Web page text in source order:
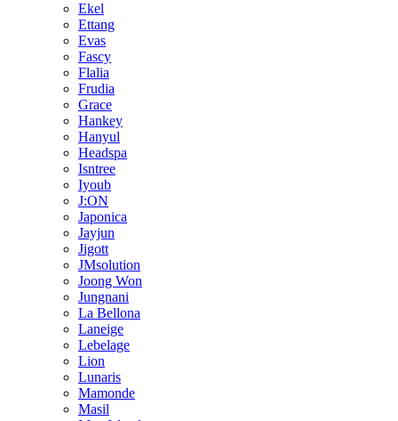
Ekel
Ettang
Evas
Fascy
Flalia
Frudia
Grace
Hankey
Hanyul
Headspa
Isntree
Iyoub
J:ON
Japonica
Jayjun
Jigott
JMsolution
Joong Won
Jungnani
La Bellona
Laneige
Lebelage
Lion
Lunaris
Mamonde
Masil